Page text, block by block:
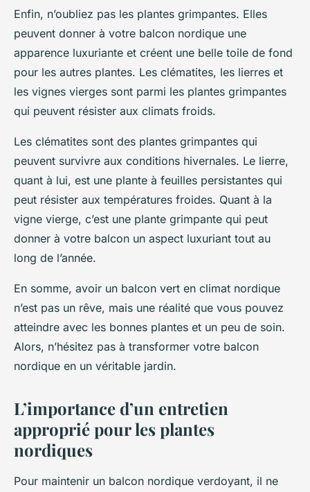
Enfin, n’oubliez pas les plantes grimpantes. Elles
peuvent donner à votre balcon nordique une
apparence luxuriante et créent une belle toile de fond
pour les autres plantes. Les clématites, les lierres et
les vignes vierges sont parmi les plantes grimpantes
qui peuvent résister aux climats froids.
Les clématites sont des plantes grimpantes qui
peuvent survivre aux conditions hivernales. Le lierre,
quant à lui, est une plante à feuilles persistantes qui
peut résister aux températures froides. Quant à la
vigne vierge, c’est une plante grimpante qui peut
donner à votre balcon un aspect luxuriant tout au
long de l’année.
En somme, avoir un balcon vert en climat nordique
n’est pas un rêve, mais une réalité que vous pouvez
atteindre avec les bonnes plantes et un peu de soin.
Alors, n’hésitez pas à transformer votre balcon
nordique en un véritable jardin.
L’importance d’un entretien
approprié pour les plantes
nordiques
Pour maintenir un balcon nordique verdoyant, il ne